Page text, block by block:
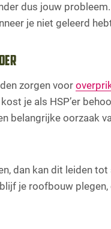
dus jouw
je niet geleerd
zorgen voor
je als HSP’er
belangrijke oorzaak
dan kan dit leiden
je roofbouw